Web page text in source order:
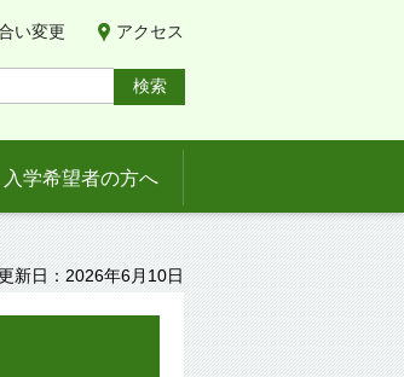
い変更 アクセス
入学希望者の方へ
新日：2026年6月10日